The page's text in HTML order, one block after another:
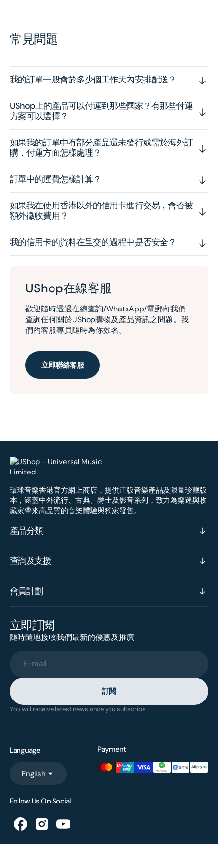
常見問題
我的訂單一般會於多少個工作天內安排配送？
UShop上的產品可以付運到那些國家？有那些付運
方案可以選擇？
如果我的訂單中有部分產品還未發行或需於海外訂
購，付運方面怎樣處理？
訂單中的運費怎樣計算？
如果我在使用香港以外的信用卡進行交易，會否被
額外徵收費用？
我的信用卡的資料在呈交的過程中是否安全？
UShop在線客服
歡迎隨時透過在線查詢/WhatsApp/電郵向我們
查詢任何關於UShop購物及產品資訊之問題。我
們的客服專員隨時為你效名。
立即聯絡客服
環球音樂香港官方網上商店，提供正版音樂產品及限量珍藏版
本，涵蓋中外流行、古典、爵士及影音系列，致力為樂迷與收
藏家帶來高品質的音樂體驗與獨家發售。
產品分類
查詢及支援
會員計劃
立即訂閱
隨時隨地接收我們最新的優惠及推廣
E-mail
訂閱
You will receive latest news once you subscribe
Language
English
Payment
Follow Us On Social